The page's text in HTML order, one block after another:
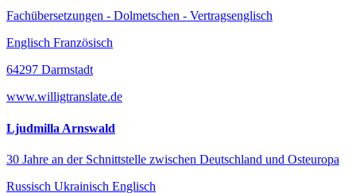
Fachübersetzungen - Dolmetschen - Vertragsenglisch
Englisch Französisch
64297 Darmstadt
www.willigtranslate.de
Ljudmilla Arnswald
30 Jahre an der Schnittstelle zwischen Deutschland und Osteuropa
Russisch Ukrainisch Englisch